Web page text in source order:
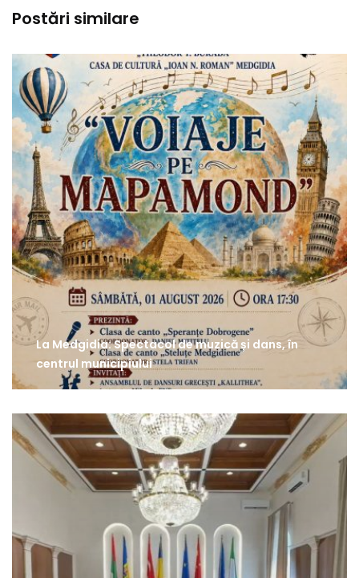
Postări similare
La Medgidia: Spectacol de muzică și dans, în
centrul municipiului